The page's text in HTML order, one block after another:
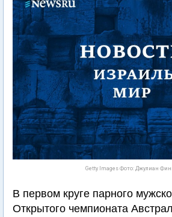
Getty Images Фото: Джулиан
В первом круге парного
Открытого чемпионата